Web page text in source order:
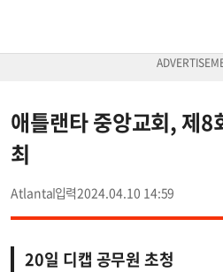
애틀랜타 중앙교회, 제8
최
Atlanta 2024.04.10 14:59
20일 디캡 공무원 초청